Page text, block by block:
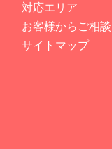
対応エリア
お客様からご相談
サイトマップ